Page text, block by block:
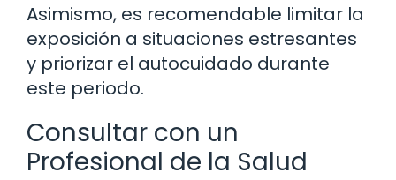
Asimismo, es recomendable limitar la
exposición a situaciones estresantes
y priorizar el autocuidado durante
este periodo.
Consultar con un
Profesional de la Salud